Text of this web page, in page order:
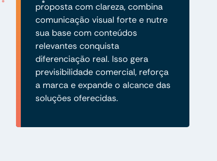
proposta com clareza, combina
comunicação visual forte e nutre
sua base com conteúdos
relevantes conquista
diferenciação real. Isso gera
previsibilidade comercial, reforça
a marca e expande o alcance das
soluções oferecidas.